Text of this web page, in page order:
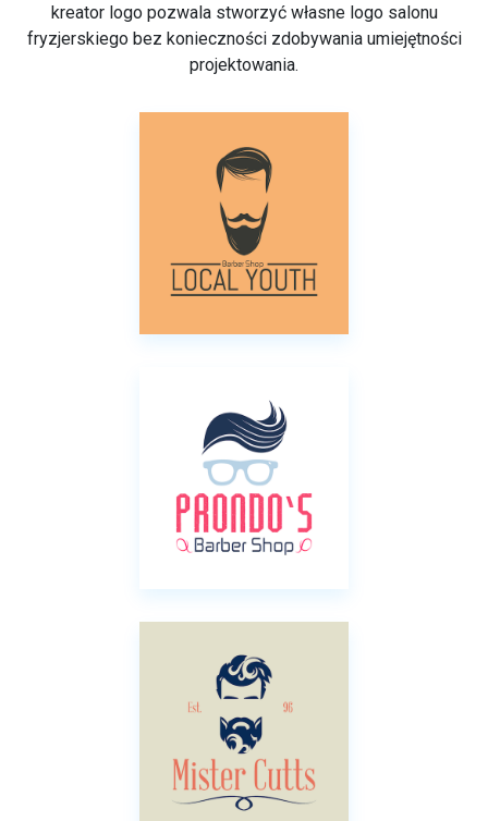
kreator logo pozwala stworzyć własne logo salonu
fryzjerskiego bez konieczności zdobywania umiejętności
projektowania.